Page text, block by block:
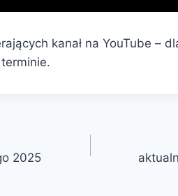
kanał na YouTube –
2025